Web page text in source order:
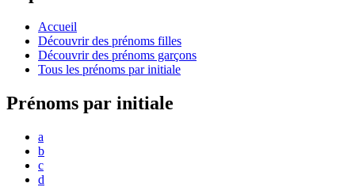
Accueil
Découvrir des prénoms filles
Découvrir des prénoms garçons
Tous les prénoms par initiale
Prénoms par initiale
a
b
c
d